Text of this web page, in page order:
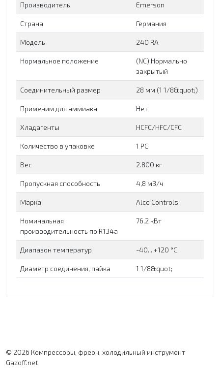
Производитель Emerson
Страна Германия
Модель 240 RA
Нормальное положение
(NC) Нормально
закрытый
Соединительный размер 28 мм (1 1/8&quot;)
Применим для аммиака Нет
Хладагенты HCFC/HFC/CFC
Количество в упаковке 1 PC
Вес 2.800 кг
Пропускная способность 4,8 м3/ч
Марка Alco Controls
Номинальная
производительность по R134a
76,2 кВт
Диапазон температур -40... +120 °C
Диаметр соединения, пайка 1 1/8&quot;
© 2026 Компрессоры, фреон, холодильный инструмент
Gazoff.net